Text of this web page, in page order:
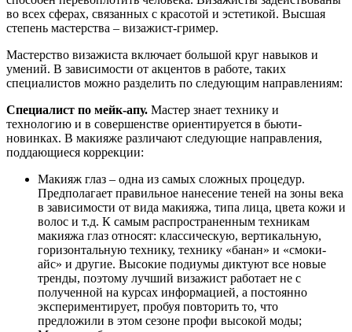
во всех сферах, связанных с красотой и эстетикой. Высшая
степень мастерства – визажист-гример.
Мастерство визажиста включает большой круг навыков и
умений. В зависимости от акцентов в работе, таких
специалистов можно разделить по следующим направлениям:
Специалист по мейк-апу. Мастер знает технику и
технологию и в совершенстве ориентируется в бьюти-
новинках. В макияже различают следующие направления,
поддающиеся коррекции:
Макияж глаз – одна из самых сложных процедур.
Предполагает правильное нанесение теней на зоны века
в зависимости от вида макияжа, типа лица, цвета кожи и
волос и т.д. К самым распространенным техникам
макияжа глаз относят: классическую, вертикальную,
горизонтальную технику, технику «банан» и «смоки-
айс» и другие. Высокие подиумы диктуют все новые
тренды, поэтому лучший визажист работает не с
полученной на курсах информацией, а постоянно
экспериментирует, пробуя повторить то, что
предложили в этом сезоне профи высокой моды;